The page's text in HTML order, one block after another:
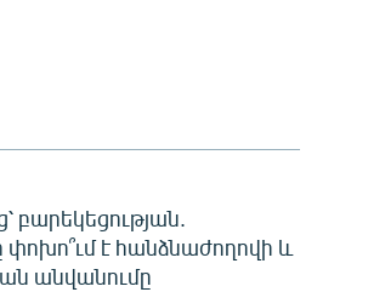
բարեկեցության.
փոխո՞ւմ է հանձնաժողովի և
անվանումը